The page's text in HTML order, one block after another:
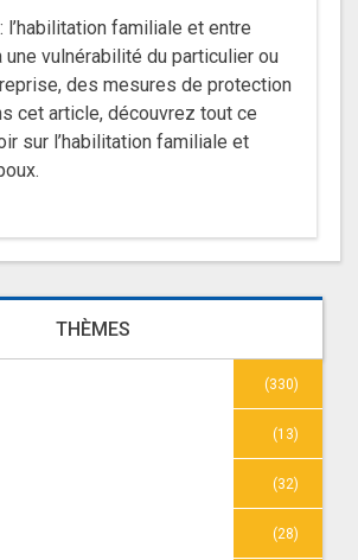
l’habilitation familiale et entre
une vulnérabilité du particulier ou
des mesures de protection
cet article, découvrez tout ce
sur l’habilitation familiale et
THÈMES
(330)
(13)
(32)
(28)